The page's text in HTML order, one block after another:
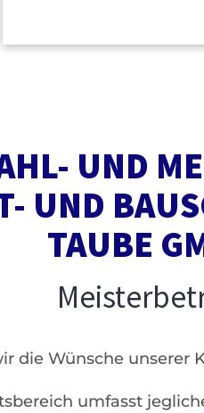
UND
UND
TAUBE
die Wünsche unserer
umfasst